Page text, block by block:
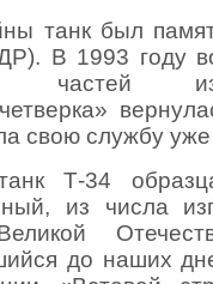
танк был
В 1993 году
частей
свою службу уже
Т-34
из числа
до наших